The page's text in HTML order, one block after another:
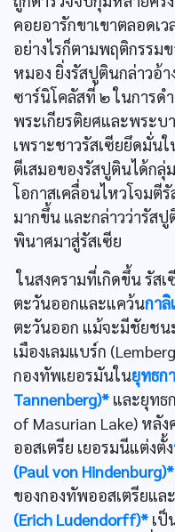
คอยอารักขาเขาตลอดเ
อย่างไรก็ตามพฤติกรรม
หมอง ยิ่งรัสปูตินกล่าวอ้
ซาร์นิโคลัสที่ ๒ ในการด
พระเกียรติยศและพระบ
เพราะชาวรัสเซียยึดมั่น
ตีเสมอของรัสปูตินได้กลุ่
โอกาสเคลื่อนไหวโจมตี
มากขึ้น และกล่าวว่ารัส
พินาศมาสู่รัสเซีย
ในสงครามที่เกิดขึ้น รัส
ตะวันออกและแคว้นกาลิ
ตะวันออก แม้จะมีชัยชน
เมืองเลมแบร์ก
กองทัพเยอรมันในยุทธก
Tannenberg)* และยุทธ
of Masurian Lake) หลั
ออสเตรีย เยอรมนีแต่งตั้ง
(Paul von Hindenburg)*
ของกองทัพออสเตรียแล
(Erich Ludendorff)* เป็